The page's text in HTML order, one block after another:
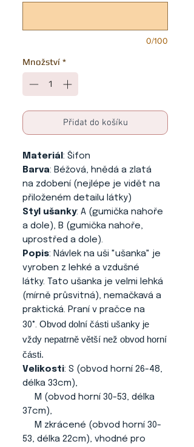
0/100
Množství *
Přidat do košíku
Materiál : Šifon
Barva: Béžová, hnědá a zlatá
na zdobení (nejlépe je vidět na
přiloženém detailu látky)
Styl ušanky: A (gumička nahoře
a dole), B (gumička nahoře,
uprostřed a dole).
Popis: Návlek na uši "ušanka" je
vyroben z lehké a vzdušné
látky. Tato ušanka je velmi lehká
(mírně průsvitná), nemačkavá a
praktická. Praní v pračce na
30°. Obvod dolní části ušanky je
vždy nepatrně větší než obvod horní
části.
Velikosti: S (obvod horní 26-48,
délka 33cm),
M (obvod horní 30-53, délka
37cm),
M zkrácené (obvod horní 30-
53, délka 22cm), vhodné pro